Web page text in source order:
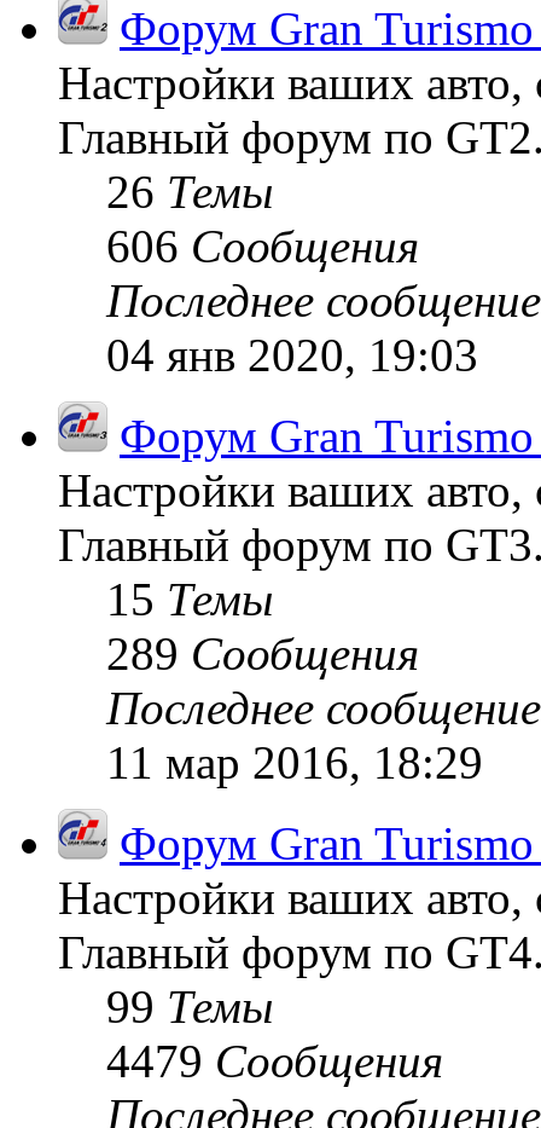
Форум Gran
Настройки ваших авто,
Главный форум по
26 Темы
606 Сообщения
Последнее сообщение
04 янв 2020, 19:03
Форум Gran
Настройки ваших авто,
Главный форум по
15 Темы
289 Сообщения
Последнее сообщение
11 мар 2016, 18:29
Форум Gran
Настройки ваших авто,
Главный форум по
99 Темы
4479 Сообщения
Последнее сообщение